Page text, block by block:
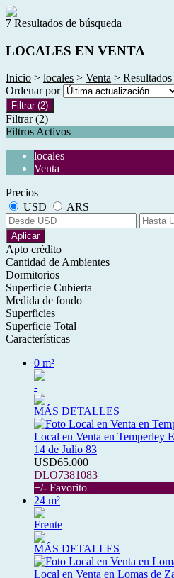
7 Resultados de búsqueda
LOCALES EN VENTA
Inicio > locales > Venta > Resultados
Ordenar por
Filtrar (2)
Filtrar (2)
Filtros Activos
locales
Venta
Precios
USD
ARS
Aplicar
Apto crédito
Cantidad de Ambientes
Dormitorios
Superficie Cubierta
Medida de fondo
Superficies
Superficie Total
Características
0 m²
-
MÁS DETALLES
Local en Venta en Temperley
14 de Julio 83
USD65.000
DLO7381083
+/- Favorito
24 m²
Frente
MÁS DETALLES
Local en Venta en Lomas de